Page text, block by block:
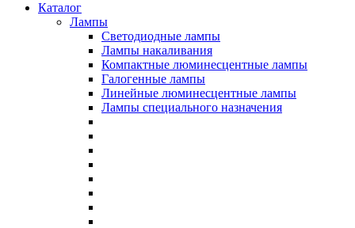
Каталог
Лампы
Светодиодные лампы
Лампы накаливания
Компактные люминесцентные лампы
Галогенные лампы
Линейные люминесцентные лампы
Лампы специального назначения